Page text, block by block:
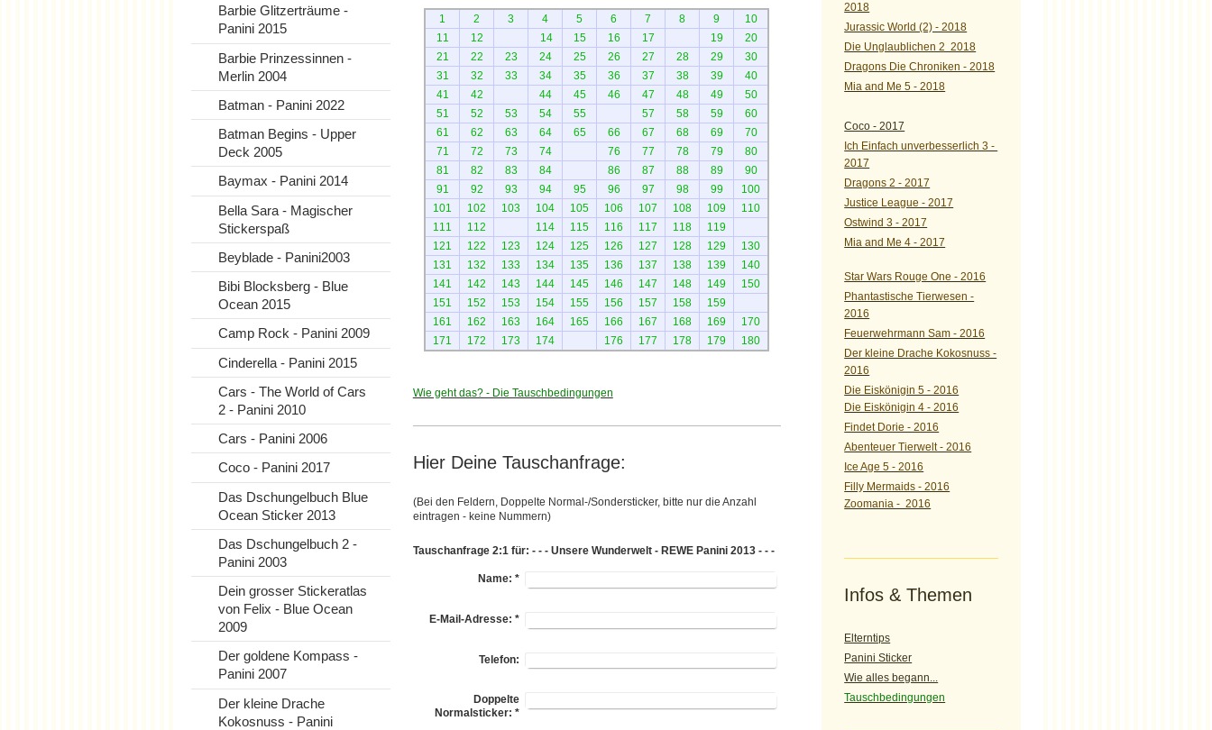
Barbie Glitzerträume -
Panini 2015
Barbie Prinzessinnen -
Merlin 2004
Batman - Panini 2022
Batman Begins - Upper
Deck 2005
Baymax - Panini 2014
Bella Sara - Magischer
Stickerspaß
Beyblade - Panini2003
Bibi Blocksberg - Blue
Ocean 2015
Camp Rock - Panini 2009
Cinderella - Panini 2015
Cars - The World of Cars
2 - Panini 2010
Cars - Panini 2006
Coco - Panini 2017
Das Dschungelbuch Blue
Ocean Sticker 2013
Das Dschungelbuch 2 -
Panini 2003
Dein grosser Stickeratlas
von Felix - Blue Ocean
2009
Der goldene Kompass -
Panini 2007
Der kleine Drache
Kokosnuss - Panini
1 2 3 4 5 6 7 8 9
10
11
12 14 15 16 17 19
20
21
22 23 24 25 26 27 28 29
30
31
32 33 34 35 36 37 38 39
40
41
42 44 45 46 47 48 49
50
51
52 53 54 55 57 58 59
60
61
62 63 64 65 66 67 68 69
70
71
72 73 74 76 77 78 79
80
81
82 83 84 86 87 88 89
90
91
92 93 94 95 96 97 98 99
100
101
102 103 104 105 106 107 108 109
110
111
112 114 115 116 117 118
119
121
122 123 124 125 126 127 128 129
130
131
132 133 134 135 136 137 138 139
140
141
142 143 144 145 146 147 148 149
150
151
152 153 154 155 156 157 158
159
161
162 163 164 165 166 167 168 169
170
171
172 173 174 176 177 178 179 180
Wie geht das? - Die Tauschbedingungen
Hier Deine Tauschanfrage:
(Bei den Feldern, Doppelte Normal-/Sondersticker, bitte nur die Anzahl
eintragen - keine Nummern)
Tauschanfrage 2:1 für: - - - Unsere Wunderwelt - REWE Panini 2013 - - -
Name: *
E-Mail-Adresse: *
Telefon:
Doppelte
Normalsticker: *
2018
Jurassic World (2) - 2018
Die Unglaublichen 2 2018
Dragons Die Chroniken - 2018
Mia and Me 5 - 2018
Coco - 2017
Ich Einfach unverbesserlich 3 -
2017
Dragons 2 - 2017
Justice League - 2017
Ostwind 3 - 2017
Mia and Me 4 - 2017
Star Wars Rouge One - 2016
Phantastische Tierwesen -
2016
Feuerwehrmann Sam - 2016
Der kleine Drache Kokosnuss -
2016
Die Eiskönigin 5 - 2016
Die Eiskönigin 4 - 2016
Findet Dorie - 2016
Abenteuer Tierwelt - 2016
Ice Age 5 - 2016
Filly Mermaids - 2016
Zoomania - 2016
Infos & Themen
Elterntips
Panini Sticker
Wie alles begann...
Tauschbedingungen